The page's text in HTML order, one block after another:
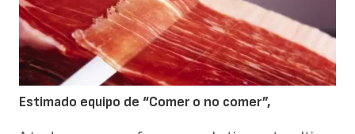
Estimado equipo de “Comer o no comer”,